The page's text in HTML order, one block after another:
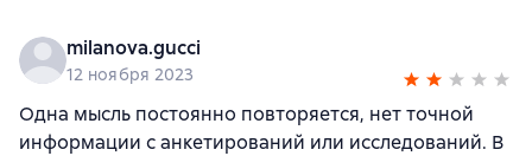
milanova.gucci
12 ноября 2023
Одна мысль постоянно повторяется, нет точной
информации с анкетирований или исследований. В